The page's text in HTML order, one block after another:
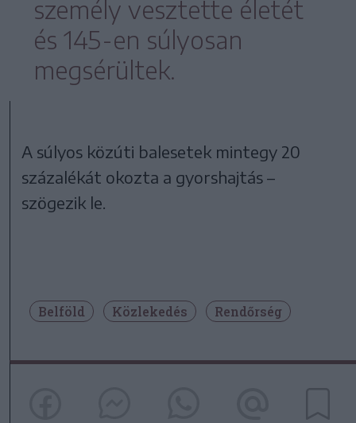
személy vesztette életét
és 145-en súlyosan
megsérültek.
A súlyos közúti balesetek mintegy 20
százalékát okozta a gyorshajtás –
szögezik le.
Belföld Közlekedés Rendőrség